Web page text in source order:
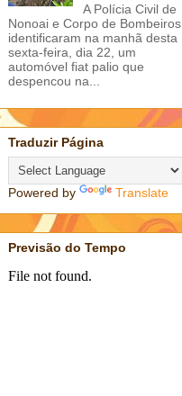
A Polícia Civil de
Nonoai e Corpo de Bombeiros
identificaram na manhã desta
sexta-feira, dia 22, um
automóvel fiat palio que
despencou na...
Traduzir Página
Powered by Translate
Previsão do Tempo